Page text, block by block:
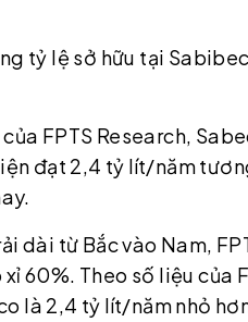
tỷ lệ sở hữu tại
FPTS Research,
đạt 2,4 tỷ lít/năm
dài từ Bắc vào Nam,
60%. Theo số liệu của
là 2,4 tỷ lít/năm nhỏ